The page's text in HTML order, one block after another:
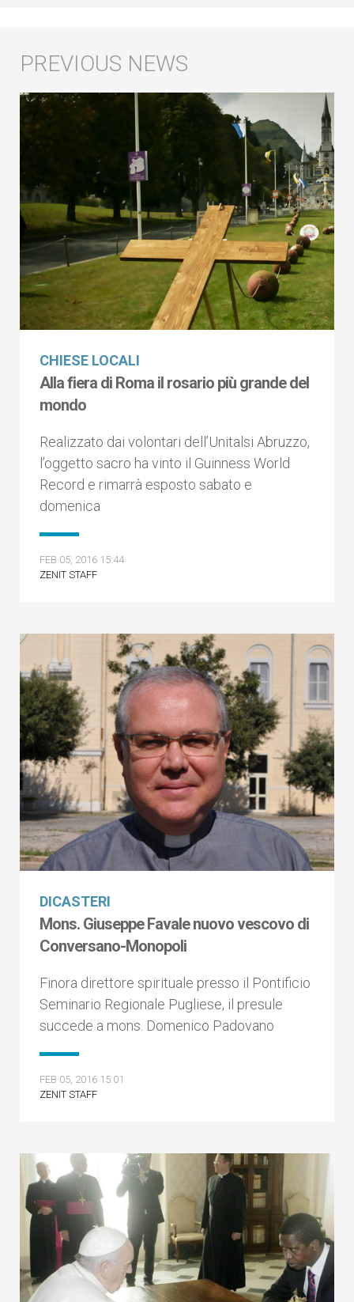
CHIESE LOCALI
Alla fiera di Roma il rosario più grande del
mondo
Realizzato dai volontari dell’Unitalsi Abruzzo,
l’oggetto sacro ha vinto il Guinness World
Record e rimarrà esposto sabato e
domenica
FEB 05, 2016 15:44
ZENIT STAFF
DICASTERI
Mons. Giuseppe Favale nuovo vescovo di
Conversano-Monopoli
Finora direttore spirituale presso il Pontificio
Seminario Regionale Pugliese, il presule
succede a mons. Domenico Padovano
FEB 05, 2016 15:01
ZENIT STAFF